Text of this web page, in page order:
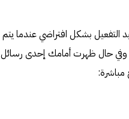
التفعيل بشكل افتراضي عندما يتم
وفي حال ظهرت أمامك إحدى رسائل
مباشرة: